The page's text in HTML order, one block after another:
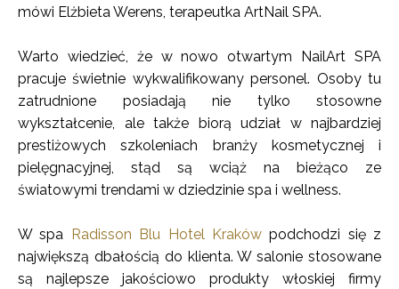
mówi Elżbieta Werens, terapeutka ArtNail SPA.
Warto wiedzieć, że w nowo otwartym NailArt SPA
pracuje świetnie wykwalifikowany personel. Osoby tu
zatrudnione posiadają nie tylko stosowne
wykształcenie, ale także biorą udział w najbardziej
prestiżowych szkoleniach branży kosmetycznej i
pielęgnacyjnej, stąd są wciąż na bieżąco ze
światowymi trendami w dziedzinie spa i wellness.
W spa Radisson Blu Hotel Krakówpodchodzi się z
największą dbałością do klienta. W salonie stosowane
są najlepsze jakościowo produkty włoskiej firmy